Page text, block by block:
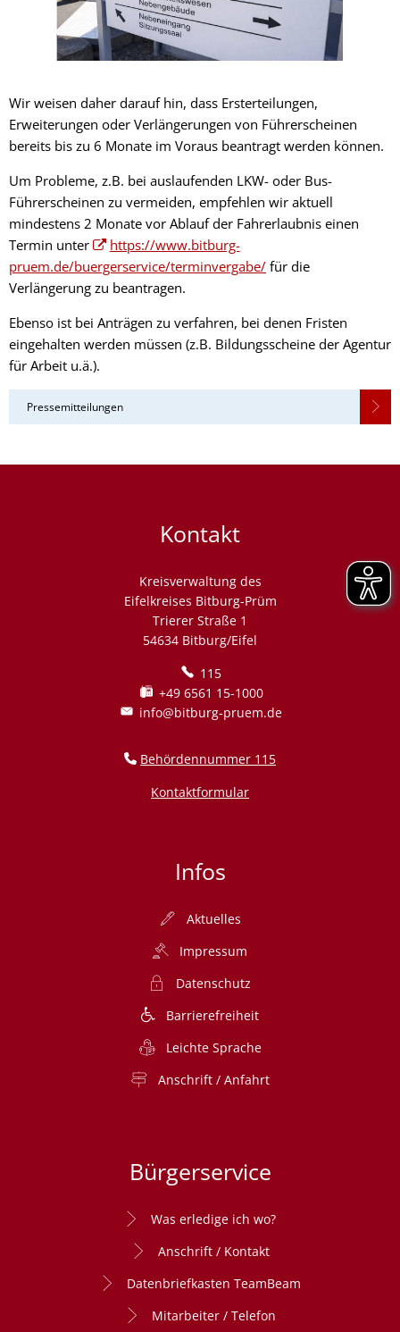
Wir weisen daher darauf hin, dass Ersterteilungen,
Erweiterungen oder Verlängerungen von Führerscheinen
bereits bis zu 6 Monate im Voraus beantragt werden können.
Um Probleme, z.B. bei auslaufenden LKW- oder Bus-
Führerscheinen zu vermeiden, empfehlen wir aktuell
mindestens 2 Monate vor Ablauf der Fahrerlaubnis einen
Termin unter
https://www.bitburg-
pruem.de/buergerservice/terminvergabe/ für die
Verlängerung zu beantragen.
Ebenso ist bei Anträgen zu verfahren, bei denen Fristen
eingehalten werden müssen (z.B. Bildungsscheine der Agentur
für Arbeit u.ä.).
Pressemitteilungen
Kontakt
Kreisverwaltung des
Eifelkreises Bitburg-Prüm
Trierer Straße 1
54634 Bitburg/Eifel
115
+49 6561 15-1000
info@bitburg-pruem.de
Behördennummer 115
Kontaktformular
Infos
Aktuelles
Impressum
Datenschutz
Barrierefreiheit
Leichte Sprache
Anschrift / Anfahrt
Bürgerservice
Was erledige ich wo?
Anschrift / Kontakt
Datenbriefkasten TeamBeam
Mitarbeiter / Telefon